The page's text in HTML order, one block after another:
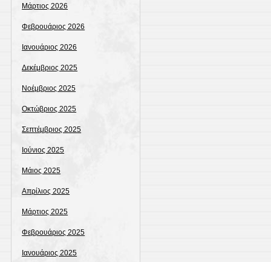
Μάρτιος 2026
Φεβρουάριος 2026
Ιανουάριος 2026
Δεκέμβριος 2025
Νοέμβριος 2025
Οκτώβριος 2025
Σεπτέμβριος 2025
Ιούνιος 2025
Μάιος 2025
Απρίλιος 2025
Μάρτιος 2025
Φεβρουάριος 2025
Ιανουάριος 2025